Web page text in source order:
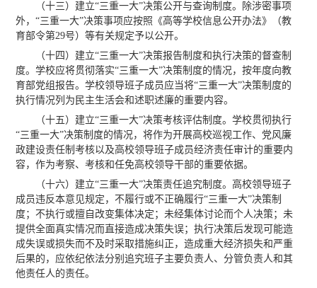
（十三）建立“三重一大”决策公开与查询制度。除涉密事项
外，“三重一大”决策事项应按照《高等学校信息公开办法》（教
育部令第29号）等有关规定予以公开。
（十四）建立“三重一大”决策报告制度和执行决策的督查制
度。学校应将贯彻落实“三重一大”决策制度的情况，按年度向教
育部党组报告。学校领导班子成员应当将“三重一大”决策制度的
执行情况列为民主生活会和述职述廉的重要内容。
（十五）建立“三重一大”决策考核评估制度。学校贯彻执行
“三重一大”决策制度的情况，将作为开展高校巡视工作、党风廉
政建设责任制考核以及高校领导班子成员经济责任审计的重要内
容，作为考察、考核和任免高校领导干部的重要依据。
（十六）建立“三重一大”决策责任追究制度。高校领导班子
成员违反本意见规定，不履行或不正确履行“三重一大”决策制
度；不执行或擅自改变集体决定；未经集体讨论而个人决策；未
提供全面真实情况而直接造成决策失误；执行决策后发现可能造
成失误或损失而不及时采取措施纠正，造成重大经济损失和严重
后果的，应依纪依法分别追究班子主要负责人、分管负责人和其
他责任人的责任。